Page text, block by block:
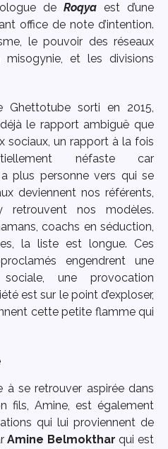
de Roqyaest d’une
office de note d’intention.
le pouvoir des réseaux
et les divisions
Ghettotube sorti en 2015,
le rapport ambiguë que
sociaux, un rapport à la fois
néfaste car
plus personne vers qui se
deviennent nos référents,
nos modèles.
coachs en séduction,
la liste est longue. Ces
engendrent une
sociale, une provocation
est sur le point d’exploser,
cette petite flamme qui
à se retrouver aspirée dans
fils, Amine, est également
qui lui proviennent de
Amine Belmokthar qui est